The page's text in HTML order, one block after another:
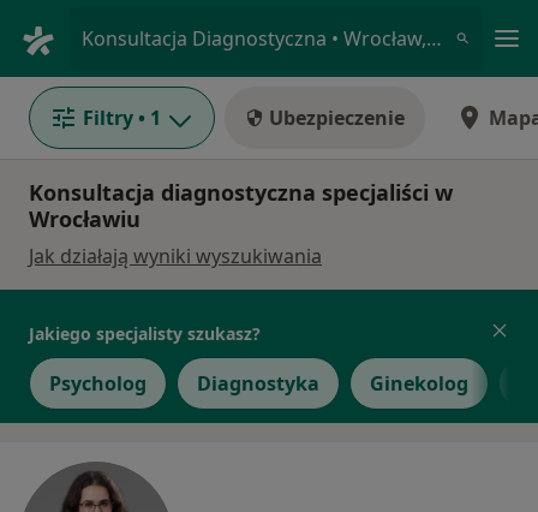
Konsultacja Diagnostyczna • Wrocław, dolnośląskie
Filtry • 1 Ubezpieczenie
Konsultacja diagnostyczna specjaliści w
Wrocławiu
Jak działają wyniki wyszukiwania
Jakiego specjalisty szukasz?
Psycholog Diagnostyka Ginekolog